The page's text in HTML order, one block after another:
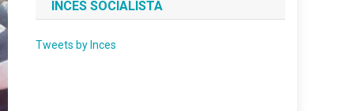
INCES SOCIALISTA
Tweets by Inces